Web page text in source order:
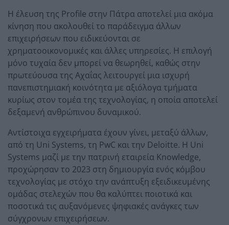
Η έλευση της Profile στην Πάτρα αποτελεί μια ακόμα
κίνηση που ακολουθεί το παράδειγμα άλλων
επιχειρήσεων που ειδικεύονται σε
χρηματοοικονομικές και άλλες υπηρεσίες. Η επιλογή
μόνο τυχαία δεν μπορεί να θεωρηθεί, καθώς στην
πρωτεύουσα της Αχαΐας λειτουργεί μια ισχυρή
πανεπιστημιακή κοινότητα με αξιόλογα τμήματα
κυρίως στον τομέα της τεχνολογίας, η οποία αποτελεί
δεξαμενή ανθρώπινου δυναμικού.
Αντίστοιχα εγχειρήματα έχουν γίνει, μεταξύ άλλων,
από τη Uni Systems, τη PwC και την Deloitte. Η Uni
Systems μαζί με την πατρινή εταιρεία Knowledge,
προχώρησαν το 2023 στη δημιουργία ενός κόμβου
τεχνολογίας με στόχο την ανάπτυξη εξειδικευμένης
ομάδας στελεχών που θα καλύπτει ποιοτικά και
ποσοτικά τις αυξανόμενες ψηφιακές ανάγκες των
σύγχρονων επιχειρήσεων.